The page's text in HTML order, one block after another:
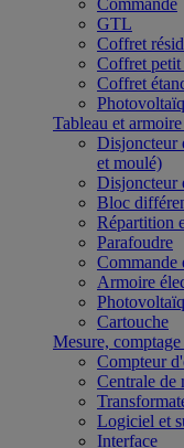
Commande
GTL
Coffret
Coffret petit
Coffret
Tableau et
Disjoncteur
et moulé)
Disjoncteur
Bloc
Répartition
Parafoudre
Commande
Armoire
Cartouche
Mesure,
Compteur
Centrale de
Logiciel et
Interface